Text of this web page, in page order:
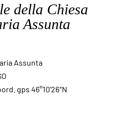
della Chiesa
Assunta
Assunta
gps 46°10’26″N